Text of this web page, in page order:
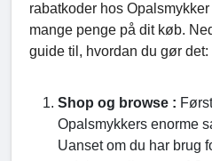
rabatkoder hos
mange penge på dit køb.
guide til, hvordan du gør det:
Shop og browse :
Opalsmykkers enorme
Uanset om du har brug